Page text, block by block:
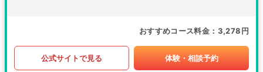
おすすめコース料金 3,278円
公式サイトで見る 体験・相談予約